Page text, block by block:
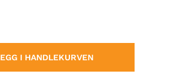
I HANDLEKURVEN